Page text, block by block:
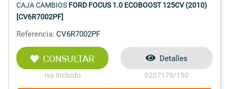
CAJA CAMBIOS FORD FOCUS 1.0 ECOBOOST 125CV (2010)
[CV6R7002PF]
Referencia: CV6R7002PF
CONSULTAR
Iva Incluido
Detalles
0207179/150